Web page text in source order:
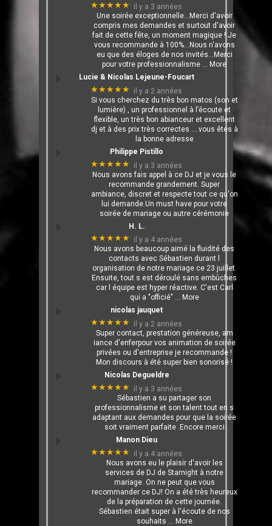
★★★★★
il y a 3 années
Une soirée exceptionnelle...Merci d'avoir
compris mes demandes et surtout d'avoir
fait de cette fête, un moment magique ! Je
vous recommande à 100%...Nous n'avons
eu que des éloges de nos invités...Merci
pour votre professionnalisme … More
Lucie & Nicolas Lejeune-Foucart
★★★★★
il y a 2 années
Si vous cherchez du très bon matos (son et
lumière) , un professionnel à l’écoute et
flexible, un très bon abianceur et excellent
dj et à des prix très correctes ….vous êtes à
la bonne adresse
Philippe Pistillo
★★★★★
il y a 3 années
Nous avons fais appel à ce DJ et je vous le
recommande grandement. Super
ambiance, discret et respecte tout ce qu'on
lui demande.Un must have pour votre
soirée de mariage ou autre cérémonie
H. L.
★★★★★
il y a 4 années
Nous avons beaucoup aimé la fluidité des
contacts avec Sébastien durant l
organisation de notre mariage ce 23 juillet.
Ensuite, tout s est déroulé sans embûches
car l équipe est hyper réactive. C'est Carl
qui a "officié" … More
nicolas jauquet
★★★★★
il y a 2 années
Super contact, prestation généreuse, am
iance d'enferpour vos animation de soirée
privées ou d'entreprise je recommande !
Mon discours à été super bien sonorisé !
Nicolas Degueldre
★★★★★
il y a 3 années
Sébastien a su partager son
professionnalisme et son talent tout en s
adaptant aux demandes pour que la soirée
soit vraiment parfaite .Encore merci
Manon Dieu
★★★★★
il y a 4 années
Nous avons eu le plaisir d'avoir les
services de DJ de Starnight à notre
mariage. On ne peut que vous
recommander ce DJ! On a été très heureux
de la préparation de cette journée.
Sébastien était super à l'écoute de nos
souhaits
… More